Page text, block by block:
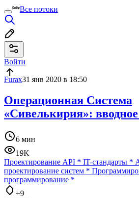
Все потоки
Войти
Furax31 янв 2020 в 18:50
Операционная Система
«Сивелькирия»:
6 мин
19K
Проектирование API * IT-стандарты *
проектирование систем *
программирование *
+9